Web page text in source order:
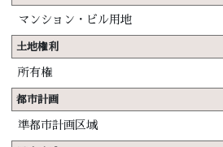
マンション・ビル用地
土地権利
所有権
都市計画
準都市計画区域